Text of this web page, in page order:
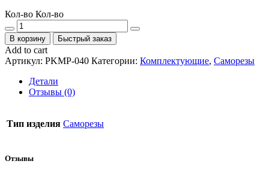
Кол-во Кол-во
В корзину Быстрый заказ
Add to cart
Артикул: PKMP-040 Категории: Комплектующие, Саморезы
Детали
Отзывы (0)
Тип изделия Саморезы
Отзывы